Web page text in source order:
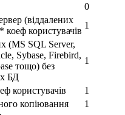
0
(віддалених
коеф користувачів
1
(MS SQL Server,
Sybase, Firebird,
тощо) без
БД
1
користувачів
1
копіювання
1